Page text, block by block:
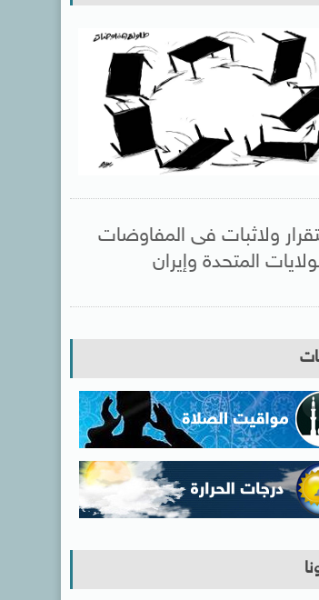
ولاثبات فى المفاوضات
المتحدة وإيران